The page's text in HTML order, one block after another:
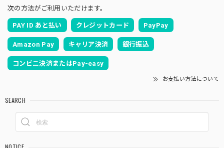
次の方法がご利用いただけます。
PAY ID あと払い クレジットカード PayPay
Amazon Pay キャリア決済 銀行振込
コンビニ決済またはPay-easy
お支払い方法について
SEARCH